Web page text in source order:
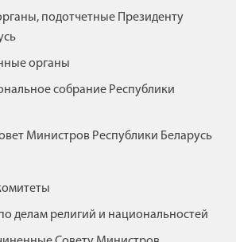
подотчетные Президенту
органы
собрание Республики
Министров Республики Беларусь
делам религий и национальностей